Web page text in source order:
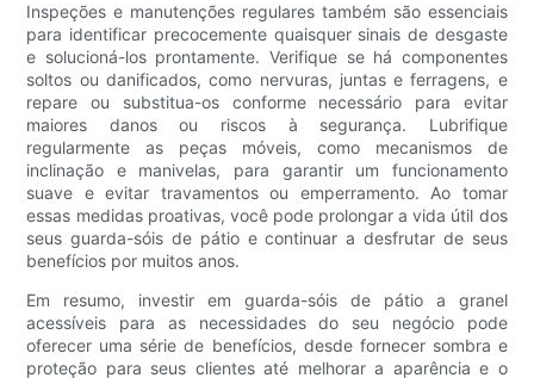
Inspeções e manutenções regulares também são essenciais
para identificar precocemente quaisquer sinais de desgaste
e solucioná-los prontamente. Verifique se há componentes
soltos ou danificados, como nervuras, juntas e ferragens, e
repare ou substitua-os conforme necessário para evitar
maiores danos ou riscos à segurança. Lubrifique
regularmente as peças móveis, como mecanismos de
inclinação e manivelas, para garantir um funcionamento
suave e evitar travamentos ou emperramento. Ao tomar
essas medidas proativas, você pode prolongar a vida útil dos
seus guarda-sóis de pátio e continuar a desfrutar de seus
benefícios por muitos anos.
Em resumo, investir em guarda-sóis de pátio a granel
acessíveis para as necessidades do seu negócio pode
oferecer uma série de benefícios, desde fornecer sombra e
proteção para seus clientes até melhorar a aparência e o